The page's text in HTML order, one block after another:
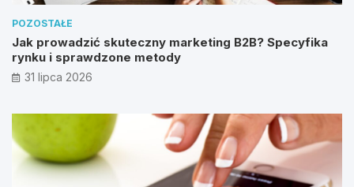
POZOSTAŁE
Jak prowadzić skuteczny marketing B2B? Specyfika
rynku i sprawdzone metody
31 lipca 2026